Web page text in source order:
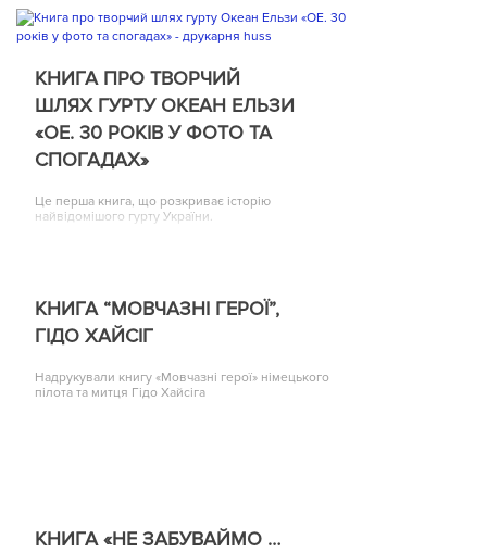
КНИГА ПРО ТВОРЧИЙ
ШЛЯХ ГУРТУ ОКЕАН ЕЛЬЗИ
«ОЕ. 30 РОКІВ У ФОТО ТА
СПОГАДАХ»
Це перша книга, що розкриває історію
найвідомішого гурту України.
КНИГА “МОВЧАЗНІ ГЕРОЇ”,
ГІДО ХАЙСІГ
Надрукували книгу «Мовчазні герої» німецького
пілота та митця Гідо Хайсіга
КНИГА «НЕ ЗАБУВАЙМО …